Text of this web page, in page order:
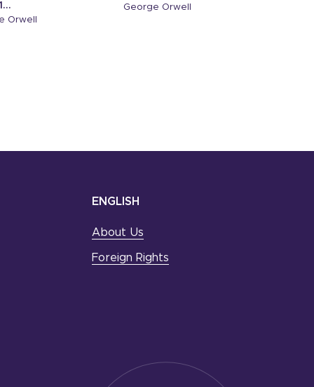
Orwell
George Orwell
ENGLISH
About Us
Foreign Rights